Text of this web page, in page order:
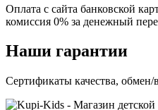
Оплата с сайта банковской
комиссия 0% за денежный
Наши гарантии
Сертификаты качества, обмен/